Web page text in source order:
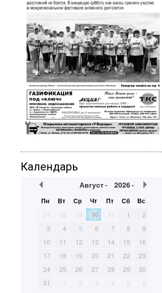
Календарь
Август 2026
Пн Вт Ср Чт Пт Сб Вс
27 28 29 30 31 1
2
3
4 5 6 7 8
9
10
11 12 13 14 15
16
17
18 19 20 21 22
23
24
25 26 27 28 29
30
31
1 2 3 4 5 6